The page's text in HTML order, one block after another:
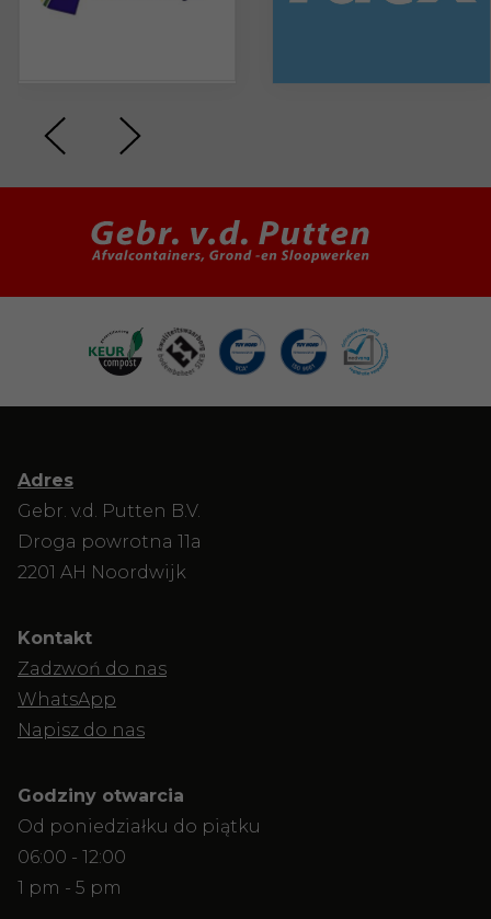
Adres
Gebr. v.d. Putten B.V.
Droga powrotna 11a
2201 AH Noordwijk
Kontakt
Zadzwoń do nas
WhatsApp
Napisz do nas
Godziny otwarcia
Od poniedziałku do piątku
06:00 - 12:00
1 pm - 5 pm